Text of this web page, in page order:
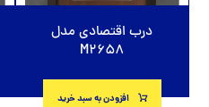
درب اقتصادی مدل
M2658
افزودن به سبد خرید